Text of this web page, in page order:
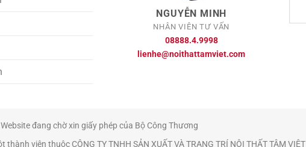
NGUYỄN MINH
NHÂN VIÊN TƯ VẤN
08888.4.9998
lienhe@noithattamviet.com
Website đang chờ xin giấy phép của Bộ Công Thương
viên thuộc CÔNG TY TNHH SẢN XUẤT VÀ TRANG TRÍ NỘI THẤT TÂM VIỆT